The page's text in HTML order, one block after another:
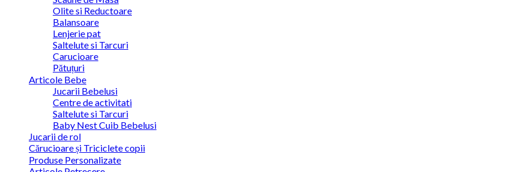
Olite si Reductoare
Balansoare
Lenjerie pat
Saltelute si Tarcuri
Carucioare
Pătuțuri
Articole Bebe
Jucarii Bebelusi
Centre de activitati
Saltelute si Tarcuri
Baby Nest Cuib Bebelusi
Jucarii de rol
Cărucioare și Triciclete copii
Produse Personalizate